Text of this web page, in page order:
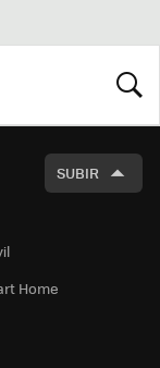
SUBIR
Home